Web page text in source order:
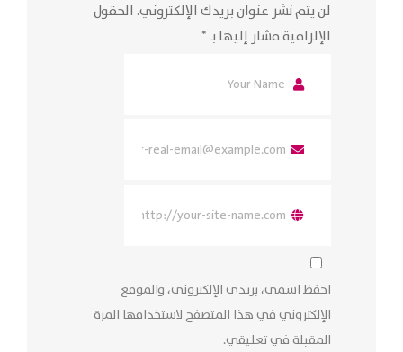
لن يتم نشر عنوان بريدك الإلكتروني. الحقول
الإلزامية مشار إليها بـ*
احفظ اسمي، بريدي الإلكتروني، والموقع
الإلكتروني في هذا المتصفح لاستخدامها المرة
المقبلة في تعليقي.